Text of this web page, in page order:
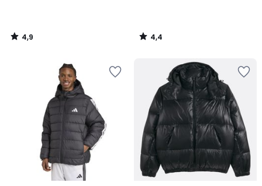
4,9
/
4,4
/